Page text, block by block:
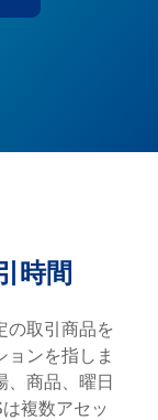
時間
の取引商品を
ョンを指しま
、商品、曜日
複数アセッ